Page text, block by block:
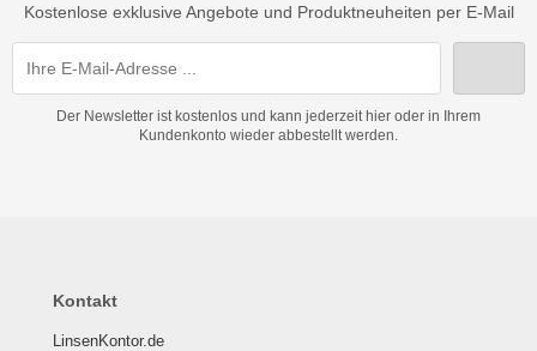
Kostenlose exklusive Angebote und Produktneuheiten per E-Mail
Der Newsletter ist kostenlos und kann jederzeit hier oder in Ihrem
Kundenkonto wieder abbestellt werden.
Kontakt
LinsenKontor.de